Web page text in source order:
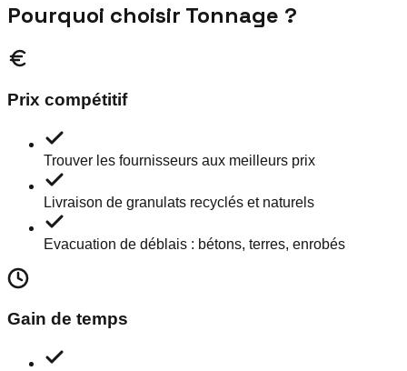
Pourquoi choisir Tonnage ?
Prix compétitif
Trouver les fournisseurs aux meilleurs prix
Livraison de granulats recyclés et naturels
Evacuation de déblais : bétons, terres, enrobés
Gain de temps